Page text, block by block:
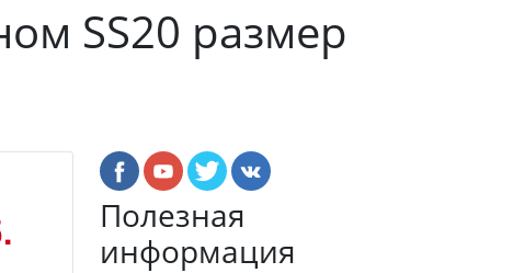
SS20 размер
Полезная
информация